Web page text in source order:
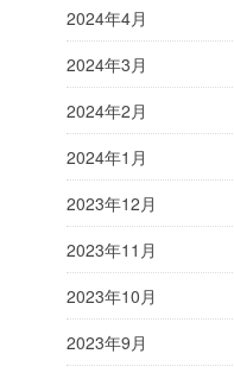
2024年4月
2024年3月
2024年2月
2024年1月
2023年12月
2023年11月
2023年10月
2023年9月